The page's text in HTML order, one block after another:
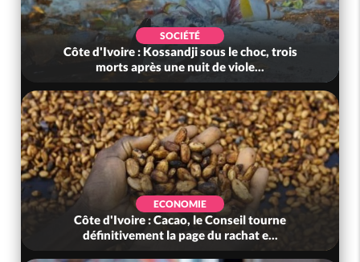
SOCIÉTÉ
Côte d'Ivoire : Kossandji sous le choc, trois
morts après une nuit de viole...
ECONOMIE
Côte d'Ivoire : Cacao, le Conseil tourne
définitivement la page du rachat e...